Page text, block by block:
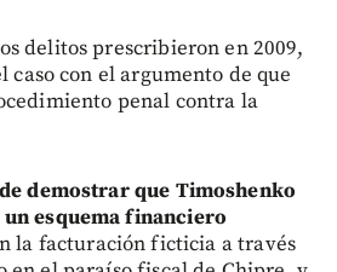
delitos prescribieron en 2009,
caso con el argumento de que
penal contra la
demostrar que Timoshenko
esquema financiero
la facturación ficticia a través